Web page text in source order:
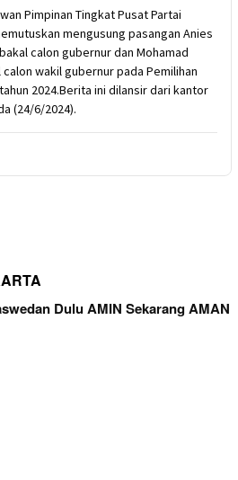
Pimpinan Tingkat Pusat Partai
mengusung pasangan Anies
calon gubernur dan Mohamad
wakil gubernur pada Pemilihan
2024.Berita ini dilansir dari kantor
(24/6/2024).
Dulu AMIN Sekarang AMAN